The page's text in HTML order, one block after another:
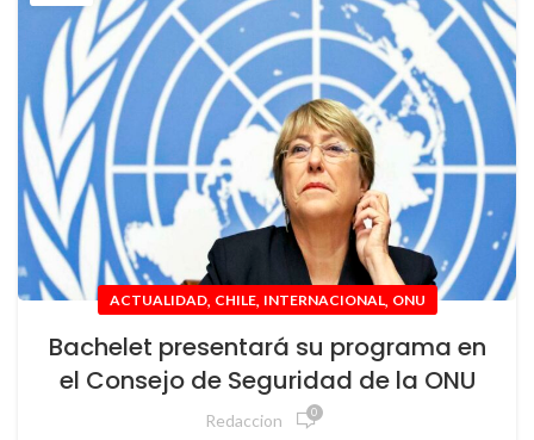
ACTUALIDAD, CHILE, INTERNACIONAL, ONU
Bachelet presentará su programa en
el Consejo de Seguridad de la ONU
Redaccion 0